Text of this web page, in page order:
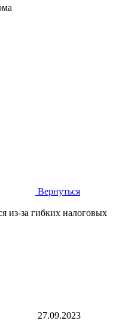
Вернуться
из-за гибких налоговых
27.09.2023